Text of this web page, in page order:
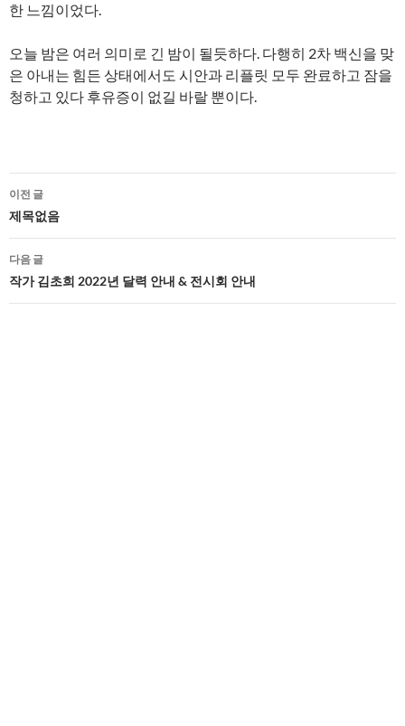
한 느낌이었다.
오늘 밤은 여러 의미로 긴 밤이 될듯하다. 다행히 2차 백신을 맞
은 아내는 힘든 상태에서도 시안과 리플릿 모두 완료하고 잠을
청하고 있다 후유증이 없길 바랄 뿐이다.
글
네
비
게
이
이전 글
제목없음
다음 글
작가 김초희 2022년 달력 안내 & 전시회 안내